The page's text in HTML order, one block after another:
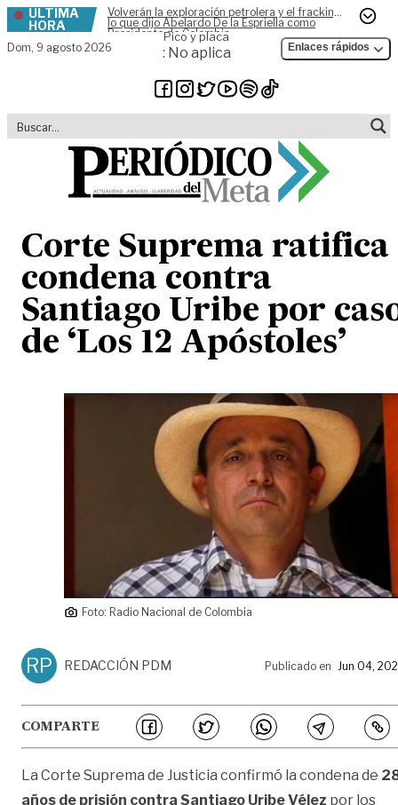
Skip to content
ÚLTIMA
HORA
Volverán la exploración petrolera y el fracking,
lo que dijo Abelardo De la Espriella como
Presidente de Colombia
Dom, 9 agosto 2026
Pico y placa
: No aplica Enlaces rápidos
Corte Suprema ratifica
condena contra
Santiago Uribe por
de ‘Los 12 Apóstoles’
Foto: Radio Nacional de Colombia
RP REDACCIÓN PDM Publicado en Jun 04,
COMPARTE
La Corte Suprema de Justicia confirmó la condena de
años de prisión contra Santiago Uribe Vélez por los